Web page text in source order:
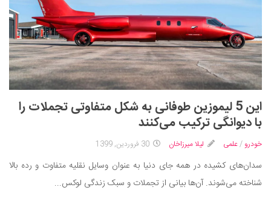
کودک و مادر
ورزش و تندرستی
روانشناسی
مراکز پزشکی و دارویی
فرهنگ و هنر
سینما و تئاتر
تلویزیون
موسیقی
چهره‌ها
عکاسی و هنرهای تجسمی
این 5 لیموزین طوفانی به شکل متفاوتی تجملات را
با دیوانگی ترکیب می‌کنند
خودرو /علمی لیلا میرزاخان 30 فروردین, 1399
سدان‌های کشیده در همه جای دنیا به عنوان وسایل نقلیه متفاوت و رده بالا
شناخته می‌شوند. آن‌ها بیانی از تجملات و سبک زندگی لوکس...